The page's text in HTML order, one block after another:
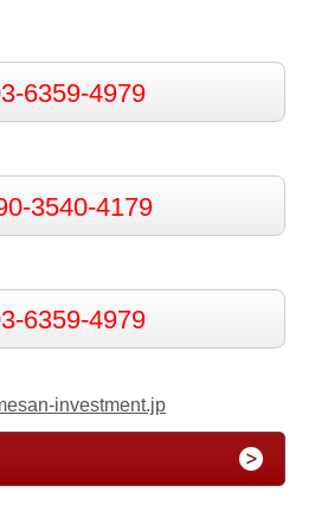
6359-4979
3540-4179
6359-4979
investment.jp